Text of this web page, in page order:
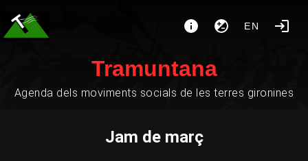
EN
Tramuntana
Agenda dels moviments socials de les terres gironines
Jam de març